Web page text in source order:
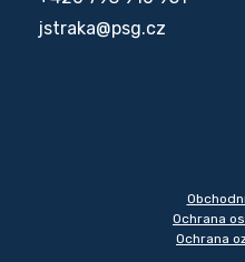
jstraka@psg.cz
Ochrana
Ochrana